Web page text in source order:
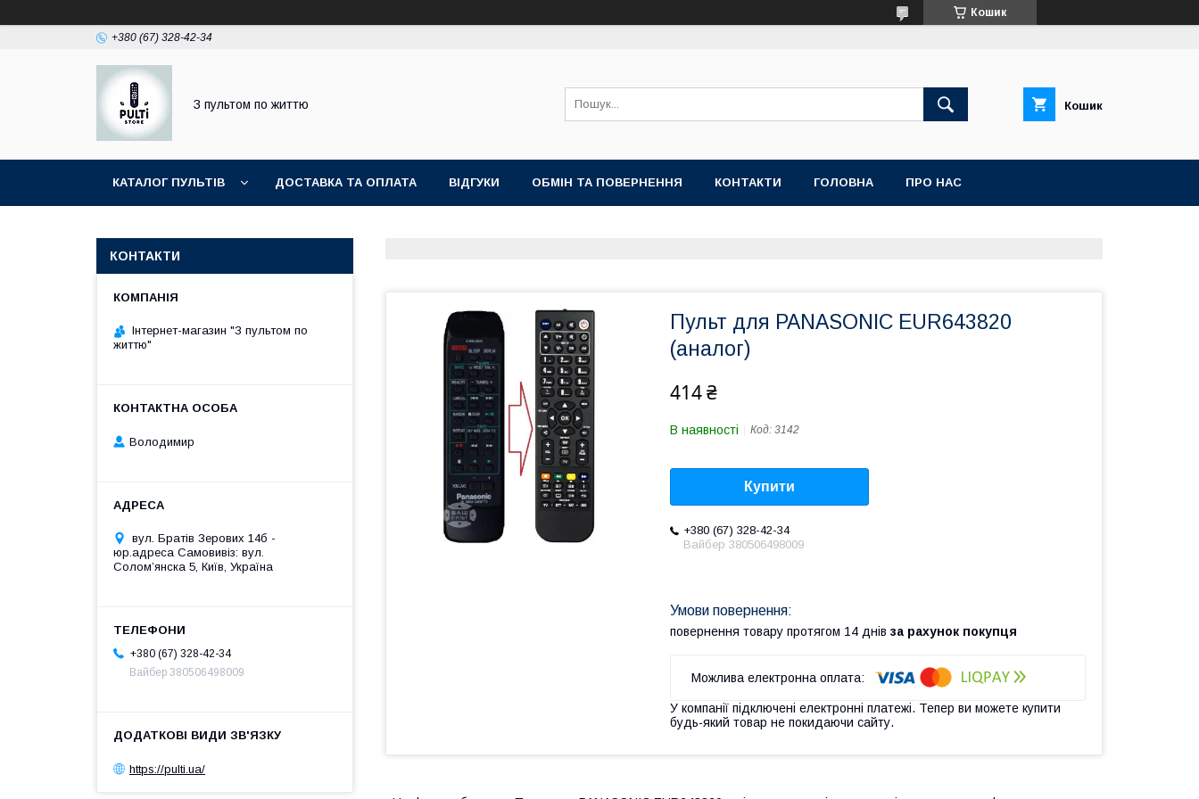
Кошик
+380 (67) 328-42-34
З пультом по життю Кошик
КАТАЛОГ ПУЛЬТІВ ДОСТАВКА ТА ОПЛАТА ВІДГУКИ ОБМІН ТА ПОВЕРНЕННЯ КОНТАКТИ ГОЛОВНА ПРО НАС
Пульт для PANASONIC EUR643820
(аналог)
414 ₴
В наявності Код: 3142
Купити
+380 (67) 328-42-34
Вайбер 380506498009
повернення товару протягом 14 днів за рахунок покупця
У компанії підключені електронні платежі. Тепер ви можете купити
будь-який товар не покидаючи сайту.
КОНТАКТИ
Інтернет-магазин "З пультом по
життю"
Володимир
вул. Братів Зерових 14б -
юр.адреса Самовивіз: вул.
Соломʼянска 5, Київ, Україна
+380 (67) 328-42-34
Вайбер 380506498009
https://pulti.ua/